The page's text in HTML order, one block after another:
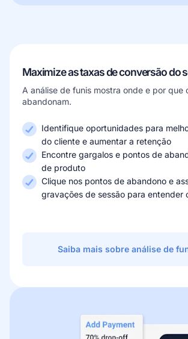
Maximize as taxas de conversão do
A análise de funis mostra onde e por que
abandonam.
Identifique oportunidades para
do cliente e aumentar a retenção
Encontre gargalos e pontos de
de produto
Clique nos pontos de abandono e
gravações de sessão para entender
Saiba mais sobre análise de